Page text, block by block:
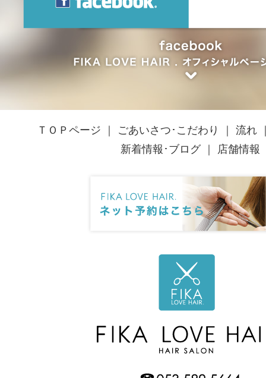
ＴＯＰページ ごあいさつ･こだわり 流れ
新着情報･ブログ
店舗情報